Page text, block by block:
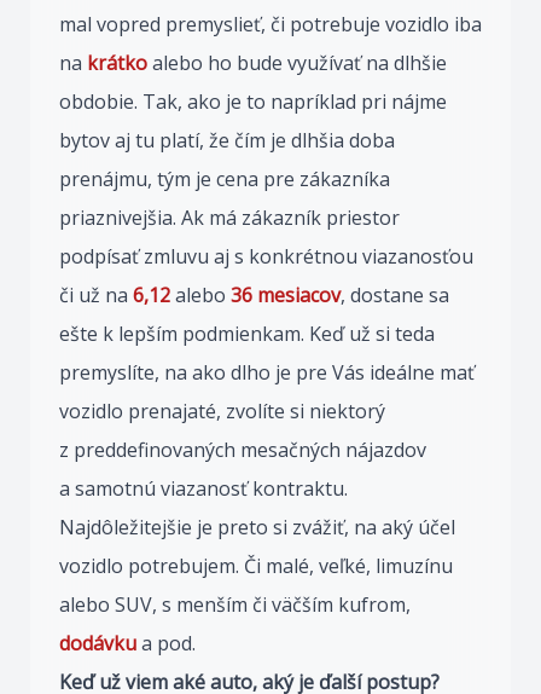
mal vopred premyslieť, či potrebuje vozidlo iba
na krátkoalebo ho bude využívať na dlhšie
obdobie. Tak, ako je to napríklad pri nájme
bytov aj tu platí, že čím je dlhšia doba
prenájmu, tým je cena pre zákazníka
priaznivejšia. Ak má zákazník priestor
podpísať zmluvu aj s konkrétnou viazanosťou
či už na 6,12alebo 36 mesiacov, dostane sa
ešte k lepším podmienkam. Keď už si teda
premyslíte, na ako dlho je pre Vás ideálne mať
vozidlo prenajaté, zvolíte si niektorý
z preddefinovaných mesačných nájazdov
a samotnú viazanosť kontraktu.
Najdôležitejšie je preto si zvážiť, na aký účel
vozidlo potrebujem. Či malé, veľké, limuzínu
alebo SUV, s menším či väčším kufrom,
dodávkua pod.
Keď už viem aké auto, aký je ďalší postup?